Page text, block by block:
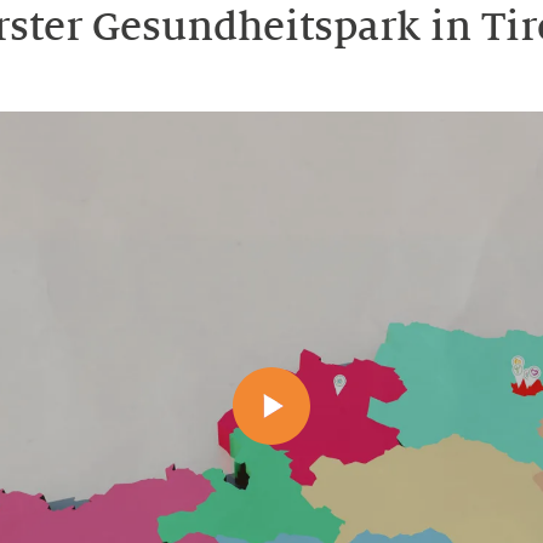
Gesundheitspark in